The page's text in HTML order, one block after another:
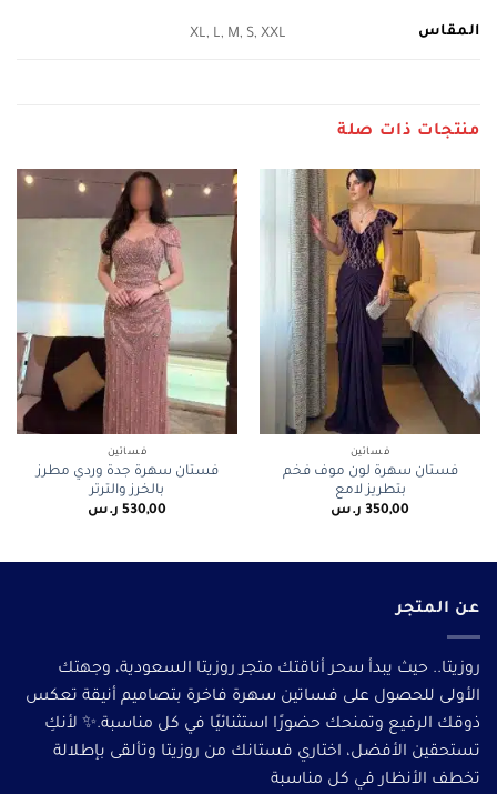
المقاس XL, L, M, S, XXL
منتجات ذات صلة
فساتين
فستان سهرة لون موف فخم
بتطريز لامع
350,00 ر.س
فساتين
فستان سهرة جدة وردي مطرز
بالخرز والترتر
530,00 ر.س
عن المتجر
روزيتا.. حيث يبدأ سحر أناقتك متجر روزيتا السعودية، وجهتك
الأولى للحصول على فساتين سهرة فاخرة بتصاميم أنيقة تعكس
ذوقك الرفيع وتمنحك حضورًا استثنائيًا في كل مناسبة.✨ لأنكِ
تستحقين الأفضل، اختاري فستانك من روزيتا وتألقى بإطلالة
تخطف الأنظار في كل مناسبة